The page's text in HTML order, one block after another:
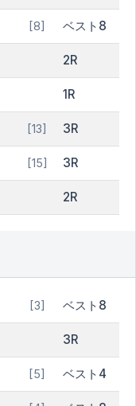
[8] ベスト8
2R
1R
[13] 3R
[15] 3R
2R
[3] ベスト8
3R
[5] ベスト4